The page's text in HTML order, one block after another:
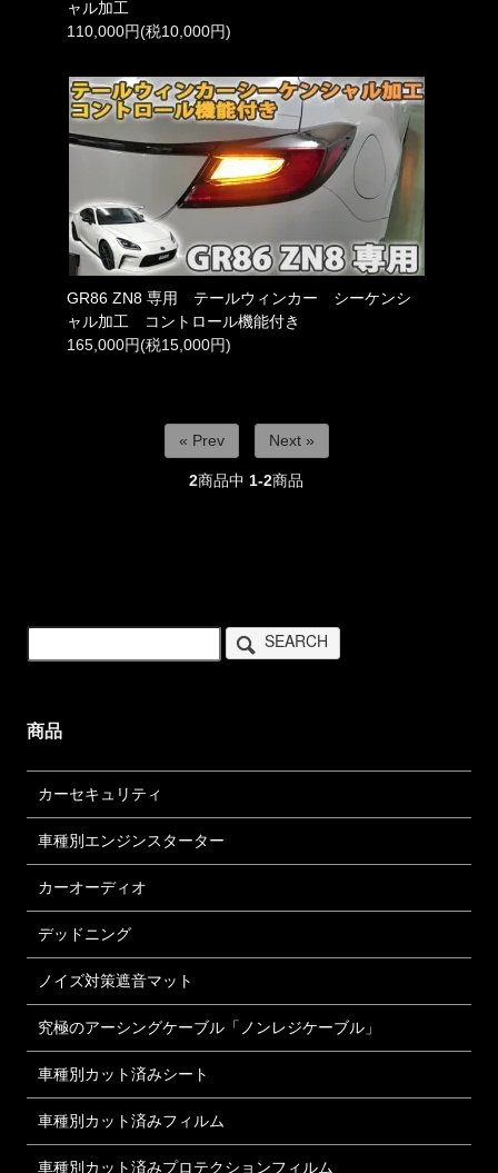
ャル加工
110,000円(税10,000円)
GR86 ZN8 専用 テールウィンカー シーケンシ
ャル加工 コントロール機能付き
165,000円(税15,000円)
« Prev Next »
2商品中 1-2商品
SEARCH
商品
カーセキュリティ
車種別エンジンスターター
カーオーディオ
デッドニング
ノイズ対策遮音マット
究極のアーシングケーブル「ノンレジケーブル」
車種別カット済みシート
車種別カット済みフィルム
車種別カット済みプロテクションフィルム